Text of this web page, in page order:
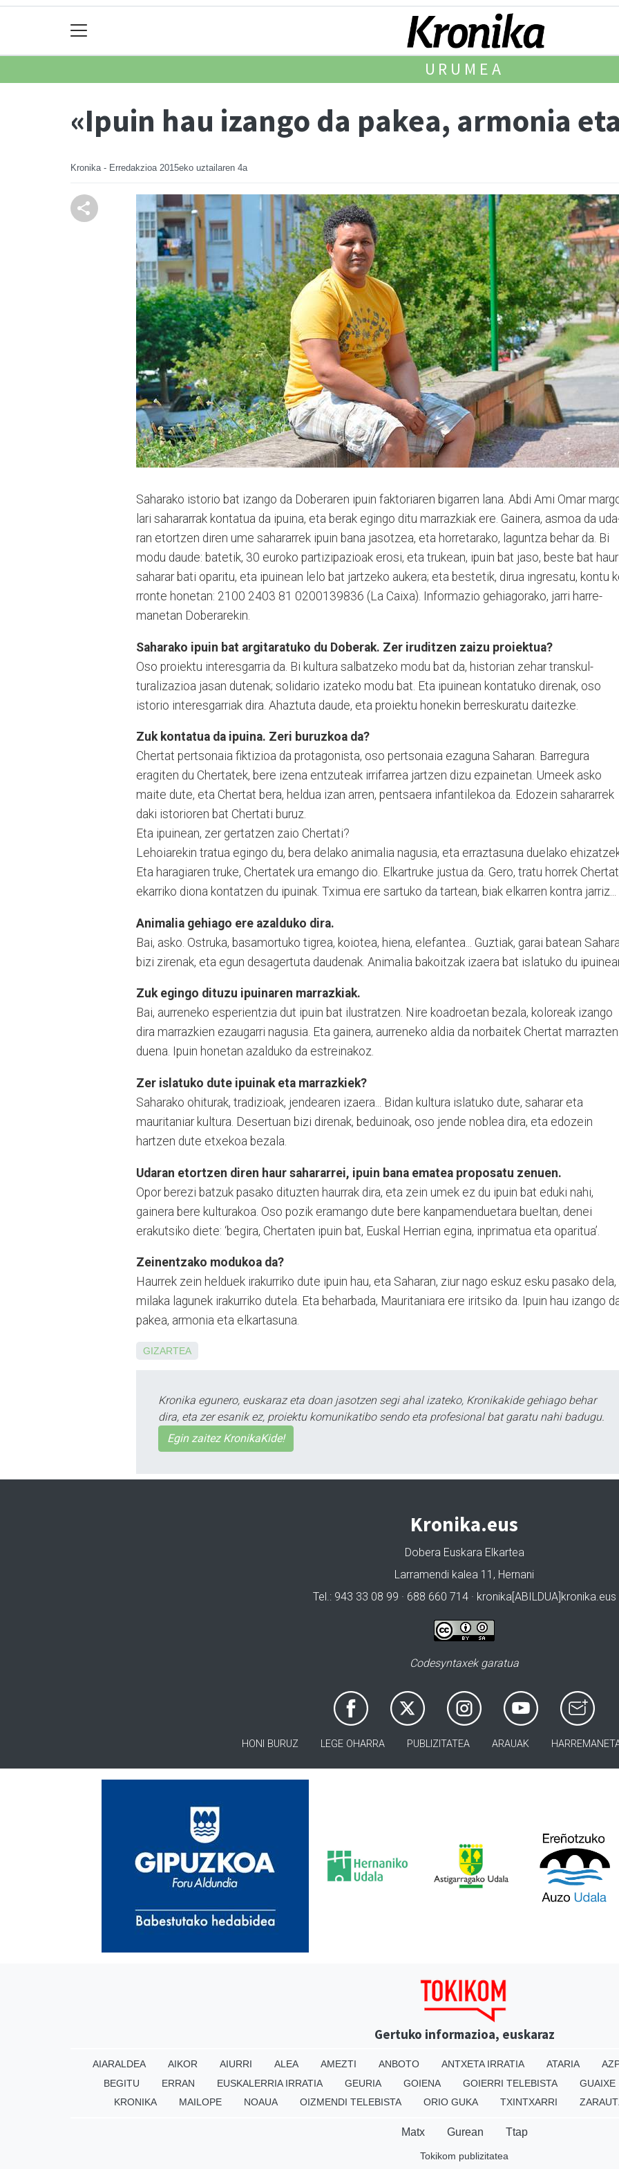
URUMEA
«Ipuin hau izango da pakea, armonia
Kronika - Erredakzioa 2015eko uztailaren 4a
Saharako istorio bat izango da Doberaren ipuin fakto­riaren bigarren lana. Abdi Ami Omar
lari sahara­rrak kontatua da ipuina, eta berak egingo ditu marrazkiak ere. Gainera, asmoa da
ran etortzen diren ume saha­ra­rrek ipuin bana jasotzea, eta horretara­ko, laguntza behar da. Bi
modu daude: batetik, 30 euroko partizipazioak erosi, eta trukean, ipuin bat jaso, beste bat haur
saharar bati oparitu, eta ipuinean lelo bat jartzeko aukera; eta bestetik, dirua ingresatu, kontu
rron­te honetan: 2100 2403 81 0200139836 (La Caixa). Infor­mazio gehiagorako, jarri harre­­­
manetan Doberarekin.
Saharako ipuin bat argitaratuko du Doberak. Zer iruditzen zaizu proiektua?
Oso proiektu interesgarria da. Bi kultura salbatzeko modu bat da, historian zehar trans­kul­
turalizazioa jasan dute­nak; solidario izateko modu bat. Eta ipuinean kontatuko direnak, oso
istorio interesgarriak dira. Ahaztuta daude, eta pro­iek­tu honekin berreskuratu dai­tez­ke.
Zuk kontatua da ipuina. Zeri buruzkoa da?
Chertat pertsonaia fiktizioa da protagonista, oso pertsonaia ezaguna Saharan. Barregura
eragiten du Chertatek, bere izena entzuteak irrifarrea jar­tzen dizu ezpainetan. Umeek asko
maite dute, eta Chertat bera, heldua izan arren, pen­tsaera infantilekoa da. Edo­zein sahararrek
daki isto­rio­ren bat Chertati buruz.
Eta ipuinean, zer gertatzen zaio Chertati?
Lehoiarekin tratua egingo du, bera delako animalia nagusia, eta erraztasuna duelako
Eta haragiaren truke, Chertatek ura emango dio. Elkartruke justua da. Gero, tratu horrek
ekarriko diona kontatzen du ipuinak. Tximua ere sartuko da tartean, biak elkarren kontra jarriz...
Animalia gehiago ere azalduko dira.
Bai, asko. Ostruka, basamor­tuko tigrea, koiotea, hiena, elefantea... Guztiak, garai ba­tean
bizi zirenak, eta egun desagertuta daudenak. Animalia bakoitzak izaera bat islatuko du
Zuk egingo dituzu ipuinaren marrazkiak.
Bai, aurreneko esperientzia dut ipuin bat ilustratzen. Nire koadroetan bezala, koloreak izango
dira marrazkien ezau­garri nagusia. Eta gainera, aurreneko aldia da norbaitek Chertat marrazten
duena. Ipuin honetan azalduko da estreinakoz.
Zer islatuko dute ipuinak eta marrazkiek?
Saharako ohiturak, tradizioak, jendearen izaera... Bidan kul­tura islatuko dute, saharar eta
mauritaniar kultura. Deser­tuan bizi direnak, beduinoak, oso jende noblea dira, eta edo­zein
hartzen dute etxekoa be­za­la.
Udaran etortzen diren haur sahararrei, ipuin bana ematea proposatu zenuen.
Opor berezi batzuk pasako dituzten haurrak dira, eta zein umek ez du ipuin bat eduki nahi,
gainera bere kulturakoa. Oso pozik eramango dute bere kanpamenduetara bueltan, denei
erakutsiko diete: ‘begira, Chertaten ipuin bat, Euskal Herrian egina, inprimatua eta oparitua’.
Zeinentzako modukoa da?
Haurrek zein helduek iraku­rriko dute ipuin hau, eta Saha­ran, ziur nago eskuz esku pa­sa­ko dela,
milaka lagunek ira­kurriko dutela. Eta beharbada, Mauritaniara ere iritsiko da. Ipuin hau izango
pakea, armonia eta elkartasuna.
GIZARTEA
Kronika egunero, euskaraz eta doan jasotzen segi ahal izateko, Kronikakide gehiago behar
dira, eta zer esanik ez, proiektu komunikatibo sendo eta profesional bat garatu nahi badugu.
Egin zaitez KronikaKide!
Kronika.eus
Dobera Euskara Elkartea
Larramendi kalea 11, Hernani
Tel.: 943 33 08 99 · 688 660 714 · kronika[ABILDUA]kronika.eus
Codesyntaxek garatua
HONI BURUZ LEGE OHARRA PUBLIZITATEA ARAUAK
Gertuko informazioa, euskaraz
AIARALDEA AIKOR AIURRI ALEA AMEZTI ANBOTO ANTXETA IRRATIA ATARIA
BEGITU
ERRAN EUSKALERRIA IRRATIA GEURIA GOIENA GOIERRI TELEBISTA
GUAIXE
KRONIKA
MAILOPE NOAUA OIZMENDI TELEBISTA ORIO GUKA TXINTXARRI
Matx Gurean Ttap
Tokikom publizitatea